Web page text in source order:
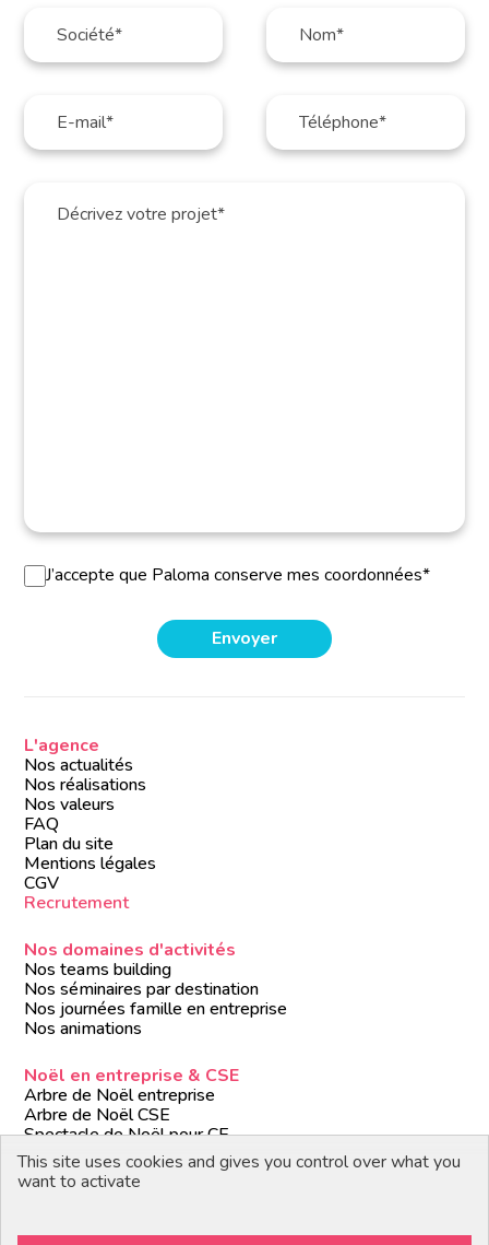
J’accepte que Paloma conserve mes coordonnées*
L'agence
Nos actualités
Nos réalisations
Nos valeurs
FAQ
Plan du site
Mentions légales
CGV
Recrutement
Nos domaines d'activités
Nos teams building
Nos séminaires par destination
Nos journées famille en entreprise
Nos animations
Noël en entreprise & CSE
Arbre de Noël entreprise
Arbre de Noël CSE
Spectacle de Noël pour CE
Animations de Noël entreprise
Formules de Noël clé en main
This site uses cookies and gives you control over what you
want to activate